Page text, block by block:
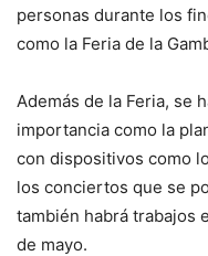
personas durante los
como la Feria de la
Además de la Feria, se
importancia como la
con dispositivos como
los conciertos que se
también habrá trabajos
de mayo.